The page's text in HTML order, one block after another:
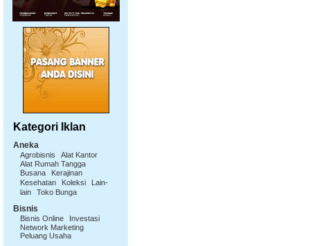
Kategori Iklan
Aneka
Agrobisnis
Alat Kantor
Alat Rumah Tangga
Busana
Kerajinan
Kesehatan
Koleksi
Lain-
lain
Toko Bunga
Bisnis
Bisnis Online
Investasi
Network Marketing
Peluang Usaha